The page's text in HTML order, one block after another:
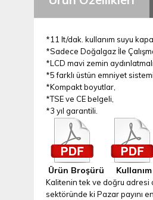
*11 lt/dak. kullanım suyu
*Sadece Doğalgaz İle
*LCD mavi zemin
*5 farklı üstün emniyet sistemi,
*Kompakt boyutlar,
*TSE ve CE belgeli,
*3 yıl garantili.
Ürün Broşürü
Kalitenin tek ve doğru adresi
sektöründe ki Pazar payını